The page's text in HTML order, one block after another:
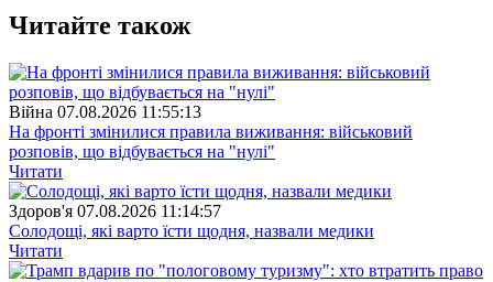
Читайте також
Війна 07.08.2026 11:55:13
На фронті змінилися правила виживання: військовий
розповів, що відбувається на "нулі"
Читати
Здоров'я 07.08.2026 11:14:57
Солодощі, які варто їсти щодня, назвали медики
Читати